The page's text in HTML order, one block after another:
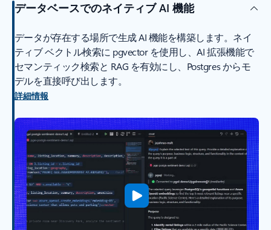
データベースでのネイティブ AI 機能
データが存在する場所で生成 AI 機能を構築します。ネイ
ティブ ベクトル検索に pgvector を使用し、AI 拡張機能で
セマンティック検索と RAG を有効にし、Postgres からモ
デルを直接呼び出します。
詳細情報